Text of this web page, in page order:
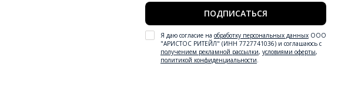
ПОДПИСАТЬСЯ
Я даю согласие на обработку персональных данныхООО
"АРИСТОС РИТЕЙЛ" (ИНН 7727741036) и соглашаюсь с
получением рекламной рассылки, условиями оферты,
политикой конфиденциальности.